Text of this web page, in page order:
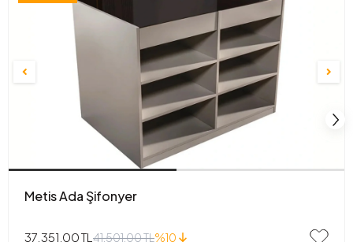
Metis Ada Şifonyer
37.351,00 TL 41.501,00 TL%10